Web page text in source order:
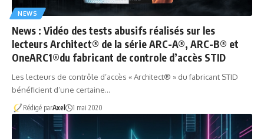
NEWS
News : Vidéo des tests abusifs réalisés sur les
lecteurs Architect® de la série ARC-A®, ARC-B® et
OneARC1®du fabricant de controle d’accès STID
Les lecteurs de contrôle d’accès « Architect® » du fabricant STID
bénéficient d’une certaine…
Rédigé parAxel 1 mai 2020